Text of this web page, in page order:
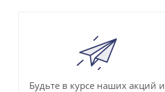
Будьте в курсе наших акций и